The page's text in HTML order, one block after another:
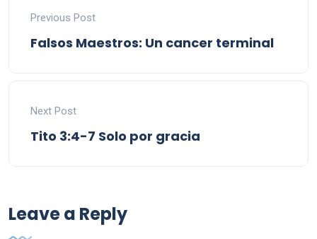
Previous Post
Falsos Maestros: Un cancer terminal
Next Post
Tito 3:4-7 Solo por gracia
Leave a Reply